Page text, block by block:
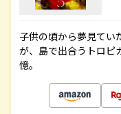
子供の頃から夢見てい
が、島で出合うトロピ
憶。